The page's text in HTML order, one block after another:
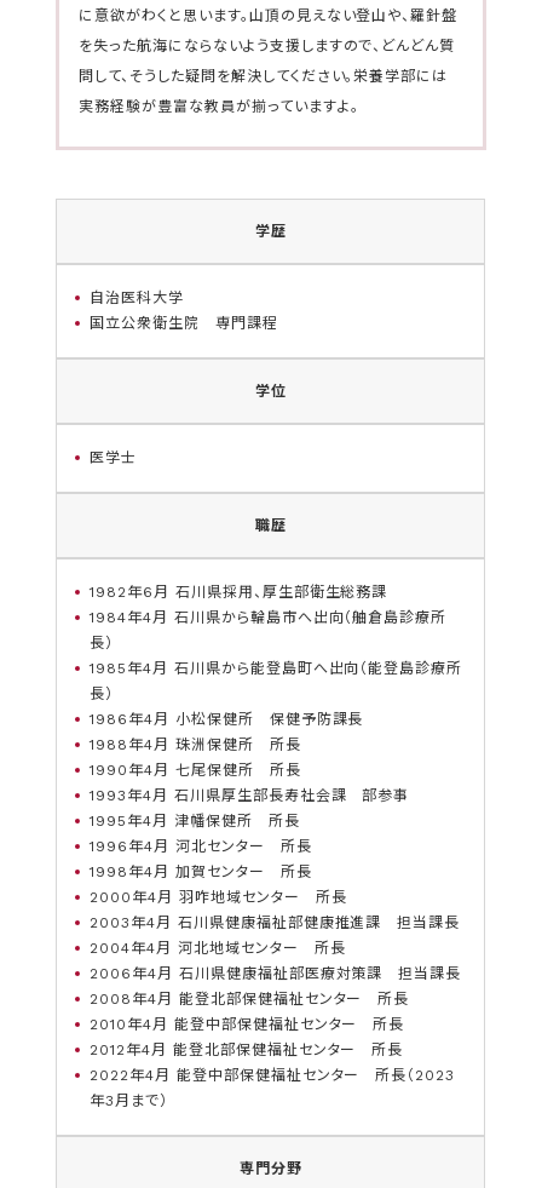
に意欲がわくと思います。山頂の見えない登山や、羅針盤
を失った航海にならないよう支援しますので、どんどん質
問して、そうした疑問を解決してください。栄養学部には
実務経験が豊富な教員が揃っていますよ。
学歴
自治医科大学
国立公衆衛生院 専門課程
学位
医学士
職歴
1982年6月 石川県採用、厚生部衛生総務課
1984年4月 石川県から輪島市へ出向（舳倉島診療所
長）
1985年4月 石川県から能登島町へ出向（能登島診療所
長）
1986年4月 小松保健所 保健予防課長
1988年4月 珠洲保健所 所長
1990年4月 七尾保健所 所長
1993年4月 石川県厚生部長寿社会課 部参事
1995年4月 津幡保健所 所長
1996年4月 河北センター 所長
1998年4月 加賀センター 所長
2000年4月 羽咋地域センター 所長
2003年4月 石川県健康福祉部健康推進課 担当課長
2004年4月 河北地域センター 所長
2006年4月 石川県健康福祉部医療対策課 担当課長
2008年4月 能登北部保健福祉センター 所長
2010年4月 能登中部保健福祉センター 所長
2012年4月 能登北部保健福祉センター 所長
2022年4月 能登中部保健福祉センター 所長（2023
年3月まで）
専門分野